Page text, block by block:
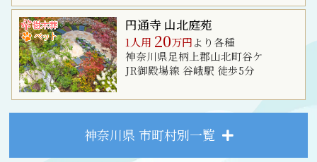
円通寺 山北庭苑
1人用 20万円より各種
神奈川県足柄上郡山北町谷ケ
JR御殿場線 谷峨駅 徒歩5分
神奈川県 市町村別一覧